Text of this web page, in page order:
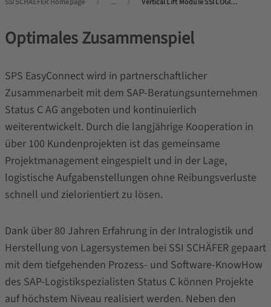
Optimales Zusammenspiel
SPS EasyConnect wird in partnerschaftlicher
Zusammenarbeit mit dem SAP-Beratungsunternehmen
Status C AG angeboten und kontinuierlich
weiterentwickelt. Durch die langjährige Kooperation in
über 100 Kundenprojekten ist das gemeinsame
Projektmanagement eingespielt und in der Lage,
logistische Aufgabenstellungen ohne Reibungsverluste
schnell und zielorientiert zu lösen.
Dank über 80 Jahren Erfahrung in der Intralogistik und
Herstellung von Lagersystemen bei SSI SCHÄFER gepaart
mit dem tiefgehenden Prozess- und Software-KnowHow
des SAP-Logistikspezialisten Status C können Projekte
auf höchstem Niveau realisiert werden. Neben den